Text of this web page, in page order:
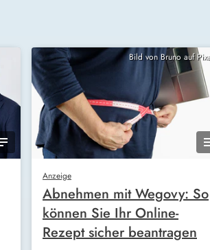
Bild von Bruno auf
Anzeige
Abnehmen mit Wegovy: So
können Sie Ihr Online-
Rezept sicher beantragen